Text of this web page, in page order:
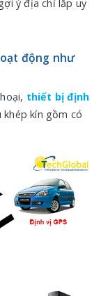
ý địa chỉ lắp uy
động như
thiết bị định
kín gồm có